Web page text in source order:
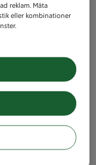
reklam. Mäta
eller kombinationer